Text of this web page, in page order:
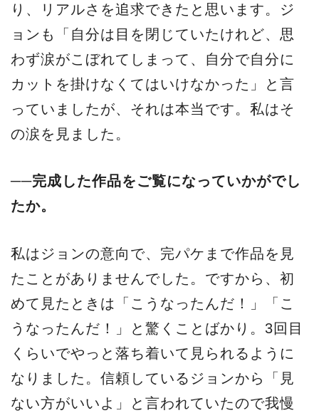
り、リアルさを追求できたと思います。ジ
ョンも「自分は目を閉じていたけれど、思
わず涙がこぼれてしまって、自分で自分に
カットを掛けなくてはいけなかった」と言
っていましたが、それは本当です。私はそ
の涙を見ました。
──完成した作品をご覧になっていかがでし
たか。
私はジョンの意向で、完パケまで作品を見
たことがありませんでした。ですから、初
めて見たときは「こうなったんだ！」「こ
うなったんだ！」と驚くことばかり。3回目
くらいでやっと落ち着いて見られるように
なりました。信頼しているジョンから「見
ない方がいいよ」と言われていたので我慢